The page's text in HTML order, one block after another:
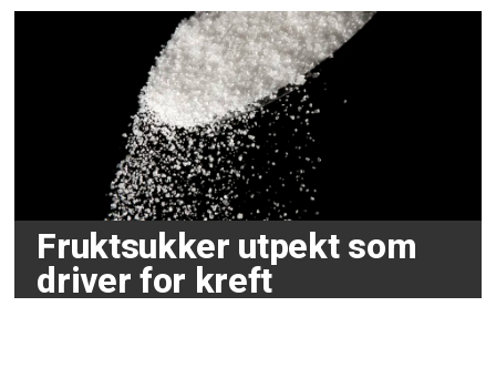
Fruktsukker utpekt som
driver for kreft